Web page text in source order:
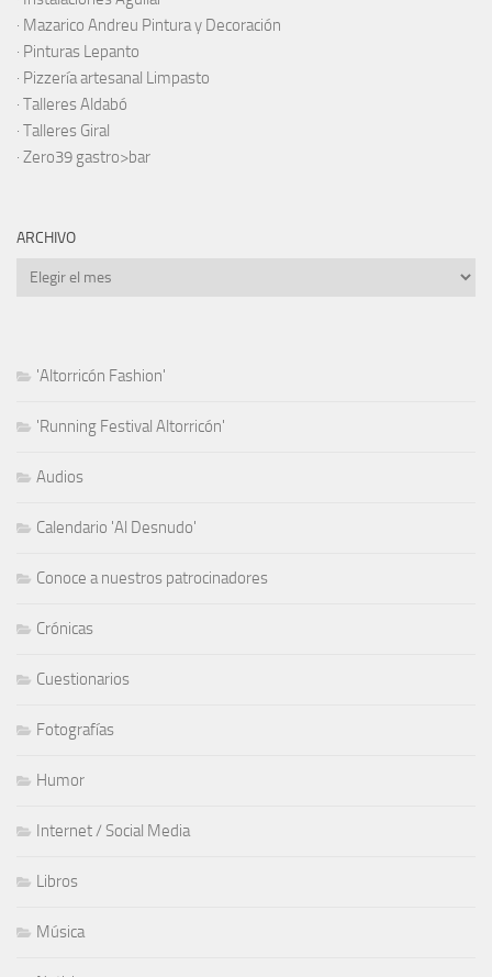
· Mazarico Andreu Pintura y Decoración
· Pinturas Lepanto
· Pizzería artesanal Limpasto
· Talleres Aldabó
· Talleres Giral
· Zero39 gastro>bar
ARCHIVO
Archivo
'Altorricón Fashion'
'Running Festival Altorricón'
Audios
Calendario 'Al Desnudo'
Conoce a nuestros patrocinadores
Crónicas
Cuestionarios
Fotografías
Humor
Internet / Social Media
Libros
Música